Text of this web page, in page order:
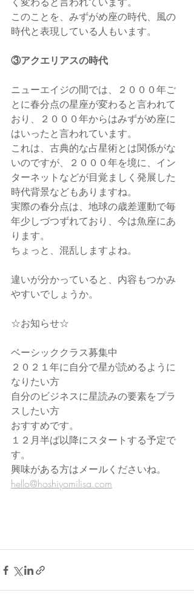
このことを、みずがめ座の時代、風の
時代と表現している人もいます。
③アクエリアスの時代
ニューエイジの間では、２０００年ご
とに春分点の星座が変わると言われて
おり、２０００年からはみずがめ座に
はいったと言われています。
これは、古典的な占星術とは関係がな
いのですが、２０００年を境に、イン
ターネットなどが目覚ましく発展した
時代背景などもありますね。
実際の春分点は、地球の歳差運動で毎
年少しづつずれており、今は魚座にあ
ります。
ちょっと、混乱しますよね。
違いが分かっていると、内容もつかみ
やすいでしょうか。
☆お知らせ☆
ベーシッククラス募集中
２０２１年に自分で星が読めるように
なりたい方
自分のビジネスに星読みの要素をプラ
スしたい方
おすすめです。
１２月半ば以降にスタートする予定で
す。
興味がある方はメールくださいね。
hello@hoshiyomilisa.com